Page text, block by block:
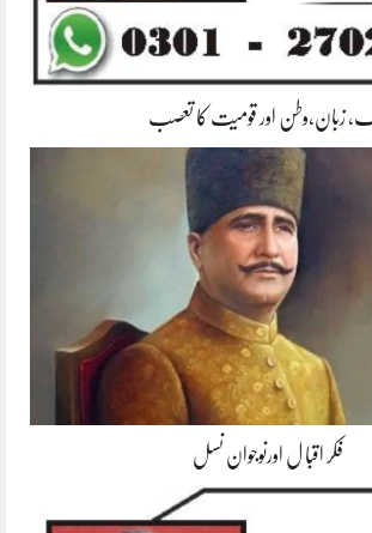
زبان،وطن اور قومیت کا تعصب
فکر اقبا ل اورنوجوان نسل